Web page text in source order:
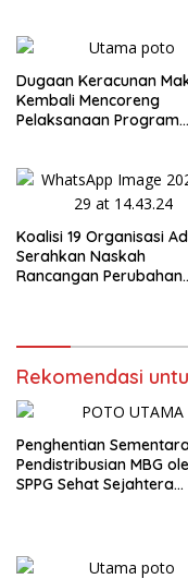
Dugaan Keracunan
Kembali Mencoreng
Pelaksanaan Program
Bersama Kota Dumai
Koalisi 19 Organisasi
Serahkan Naskah
Rancangan Perubahan
Rekomendasi
Penghentian
Pendistribusian MBG
SPPG Sehat Sejahtera